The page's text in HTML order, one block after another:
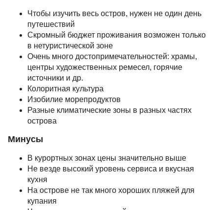
Чтобы изучить весь остров, нужен не один день
путешествий
Скромный бюджет проживания возможен только
в нетуристической зоне
Очень много достопримечательностей: храмы,
центры художественных ремесел, горячие
источники и др.
Колоритная культура
Изобилие морепродуктов
Разные климатические зоны в разных частях
острова
Минусы
В курортных зонах цены значительно выше
Не везде высокий уровень сервиса и вкусная
кухня
На острове не так много хороших пляжей для
купания